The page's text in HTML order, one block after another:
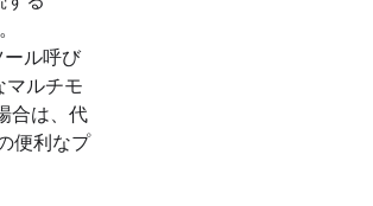
ル呼び
マルチモ
合は、代
便利なプ